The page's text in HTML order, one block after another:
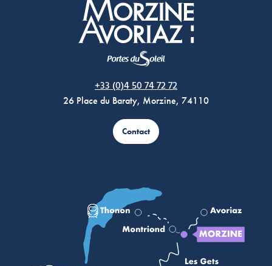
+33 (0)4 50 74 72 72
26 Place du Baraty, Morzine, 74110
Contact